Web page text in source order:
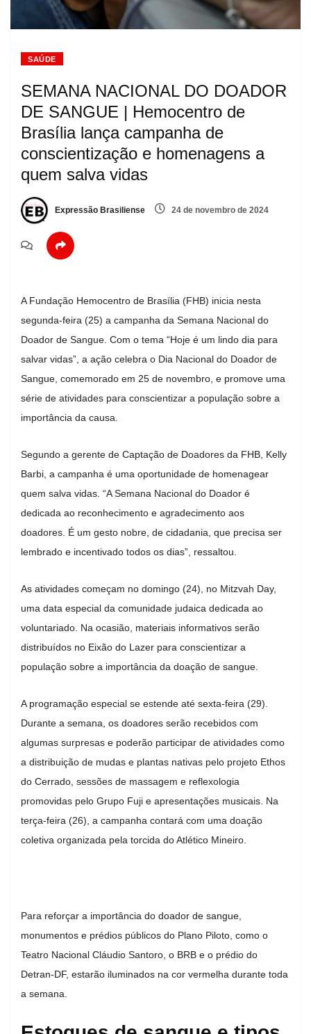
SAÚDE
SEMANA NACIONAL DO DOADOR
DE SANGUE | Hemocentro de
Brasília lança campanha de
conscientização e homenagens a
quem salva vidas
Expressão Brasiliense 24 de novembro de 2024
A Fundação Hemocentro de Brasília (FHB) inicia nesta
segunda-feira (25) a campanha da Semana Nacional do
Doador de Sangue. Com o tema “Hoje é um lindo dia para
salvar vidas”, a ação celebra o Dia Nacional do Doador de
Sangue, comemorado em 25 de novembro, e promove uma
série de atividades para conscientizar a população sobre a
importância da causa.
Segundo a gerente de Captação de Doadores da FHB, Kelly
Barbi, a campanha é uma oportunidade de homenagear
quem salva vidas. “A Semana Nacional do Doador é
dedicada ao reconhecimento e agradecimento aos
doadores. É um gesto nobre, de cidadania, que precisa ser
lembrado e incentivado todos os dias”, ressaltou.
As atividades começam no domingo (24), no Mitzvah Day,
uma data especial da comunidade judaica dedicada ao
voluntariado. Na ocasião, materiais informativos serão
distribuídos no Eixão do Lazer para conscientizar a
população sobre a importância da doação de sangue.
A programação especial se estende até sexta-feira (29).
Durante a semana, os doadores serão recebidos com
algumas surpresas e poderão participar de atividades como
a distribuição de mudas e plantas nativas pelo projeto Ethos
do Cerrado, sessões de massagem e reflexologia
promovidas pelo Grupo Fuji e apresentações musicais. Na
terça-feira (26), a campanha contará com uma doação
coletiva organizada pela torcida do Atlético Mineiro.
Para reforçar a importância do doador de sangue,
monumentos e prédios públicos do Plano Piloto, como o
Teatro Nacional Cláudio Santoro, o BRB e o prédio do
Detran-DF, estarão iluminados na cor vermelha durante toda
a semana.